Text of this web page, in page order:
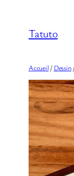
Tatuto
Accueil/ Dessin